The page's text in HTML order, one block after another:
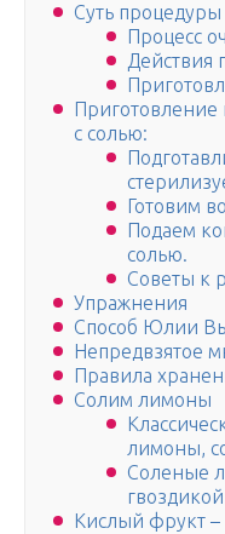
Суть процедуры
Процесс
Действия
с солью:
Готовим
Подаем
солью.
Советы к
Упражнения
Способ Юлии
Непредвзятое
Правила
Солим лимоны
лимоны,
Соленые
Кислый фрукт –